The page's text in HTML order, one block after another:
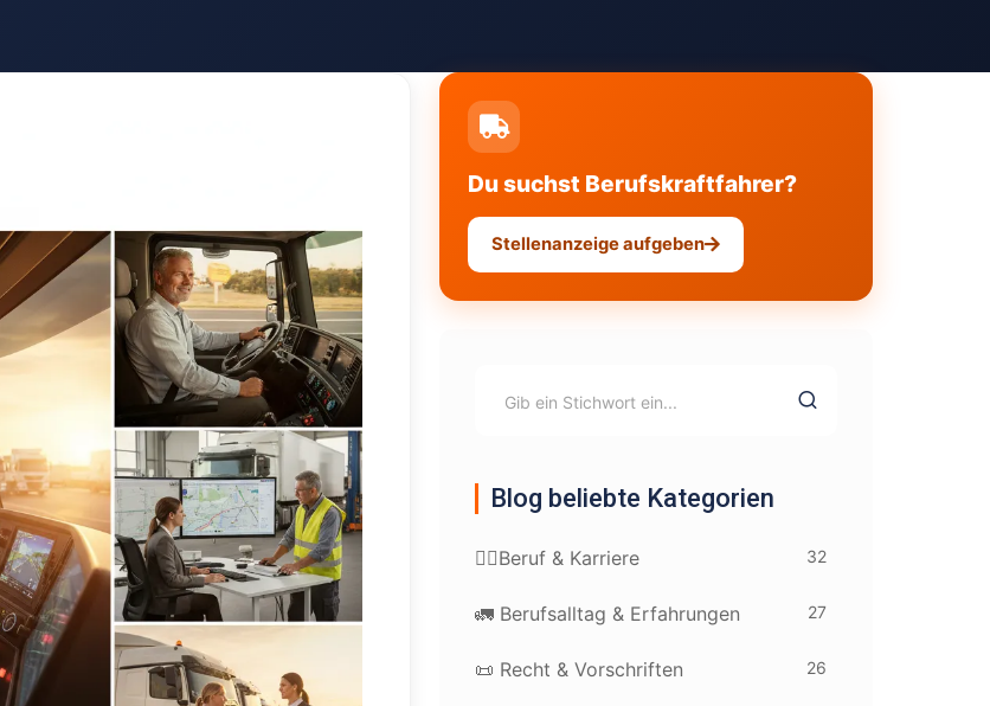
Du suchst Berufskraftfahrer?
Stellenanzeige aufgeben
Blog beliebte Kategorien
👷‍♂️Beruf & Karriere 32
🚛 Berufsalltag & Erfahrungen 27
📜 Recht & Vorschriften 26